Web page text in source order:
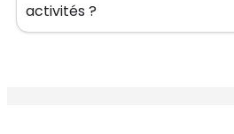
activités ?